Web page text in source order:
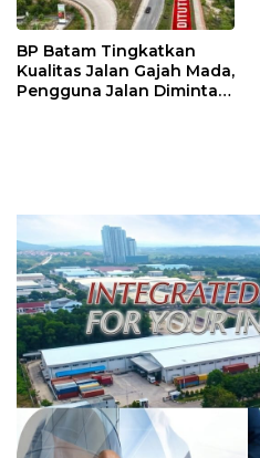
BP Batam Tingkatkan
Kualitas Jalan Gajah Mada,
Pengguna Jalan Diminta